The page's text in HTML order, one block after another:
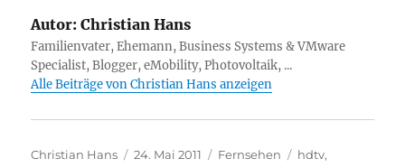
Autor: Christian Hans
Familienvater, Ehemann, Business Systems & VMware
Specialist, Blogger, eMobility, Photovoltaik, ...
Alle Beiträge von Christian Hans anzeigen
Autor
Christian Hans
Veröffentlicht
24. Mai 2011 Kategorien
Fernsehen Schlagwörter
hdtv,